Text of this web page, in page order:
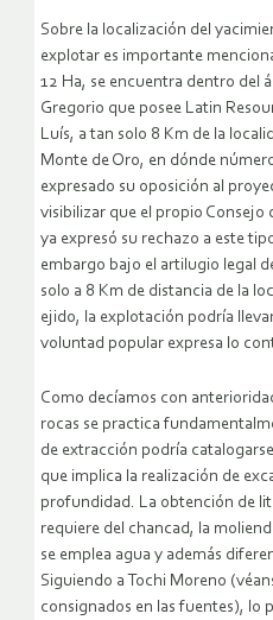
Sobre la localización del
explotar es importante
12 Ha, se encuentra dentro del
Gregorio que posee Latin
Luís, a tan solo 8 Km de la
Monte de Oro, en dónde
expresado su oposición al
visibilizar que el propio Consejo
ya expresó su rechazo a este
embargo bajo el artilugio legal
solo a 8 Km de distancia de la
ejido, la explotación podría
voluntad popular expresa lo
Como decíamos con
rocas se practica
de extracción podría
que implica la realización de
profundidad. La obtención de
requiere del chancad, la
se emplea agua y además
Siguiendo a Tochi Moreno
consignados en las fuentes), lo